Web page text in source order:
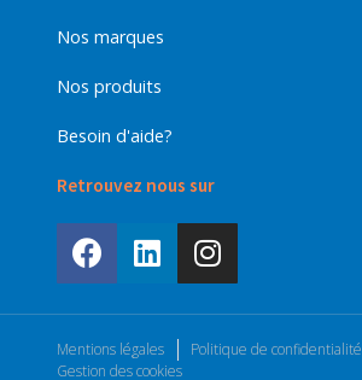
Nos marques
Nos produits
Besoin d'aide?
Retrouvez nous sur
Mentions légales Politique de confidentialité
Gestion des cookies